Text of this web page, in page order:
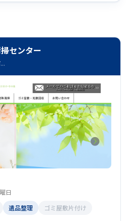
西海市
センター
日
遺品整理
ゴミ屋敷片付け